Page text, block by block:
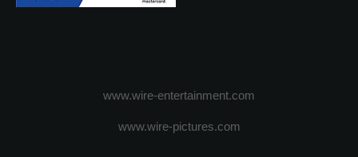
www.wire-entertainment.com
www.wire-pictures.com